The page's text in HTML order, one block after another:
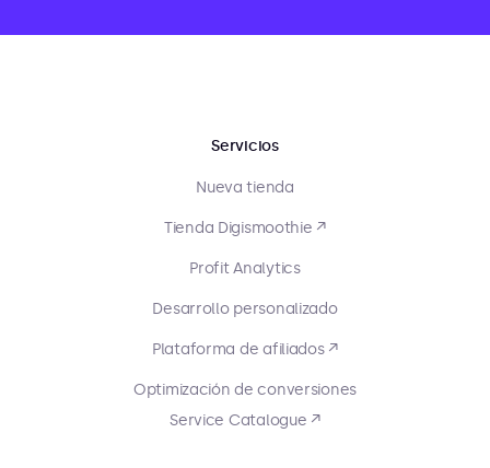
Servicios
Nueva tienda
Tienda Digismoothie ↗
Profit Analytics
Desarrollo personalizado
Plataforma de afiliados ↗
Optimización de conversiones
Service Catalogue ↗